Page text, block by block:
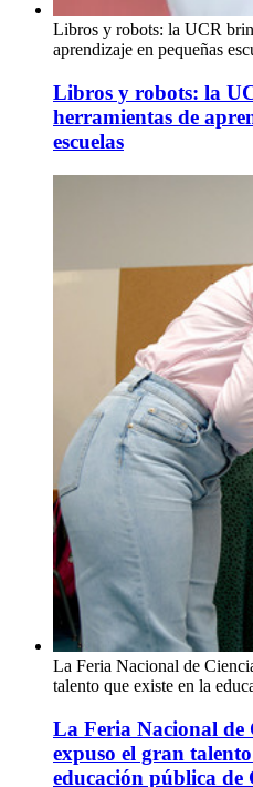
Libros y robots: la UCR
aprendizaje en pequeñas
Libros y robots: la
herramientas de
escuelas
La Feria Nacional de
talento que existe en la
La Feria Nacional de
expuso el gran
educación pública de